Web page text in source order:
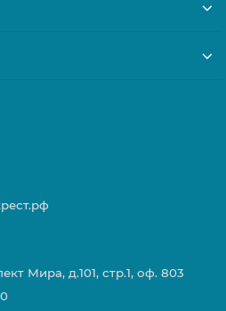
Мира, д.101, стр.1, оф. 803